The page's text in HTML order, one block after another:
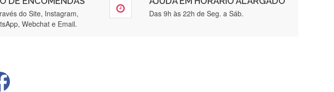
do Site, Instagram,
Webchat e Email.
Das 9h às 22h de Seg. a Sáb.
para o transporte, muito obrigada , serviço 5 estrelas